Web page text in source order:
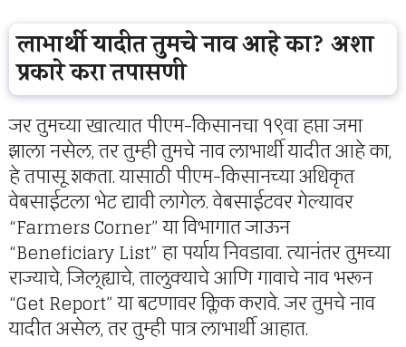
लाभार्थी यादीत तुमचे नाव आहे का? अशा
प्रकारे करा तपासणी
जर तुमच्या खात्यात पीएम-किसानचा १९वा हप्ता जमा
झाला नसेल, तर तुम्ही तुमचे नाव लाभार्थी यादीत आहे का,
हे तपासू शकता. यासाठी पीएम-किसानच्या अधिकृत
वेबसाईटला भेट द्यावी लागेल. वेबसाईटवर गेल्यावर
“Farmers Corner” या विभागात जाऊन
“Beneficiary List” हा पर्याय निवडावा. त्यानंतर तुमच्या
राज्याचे, जिल्ह्याचे, तालुक्याचे आणि गावाचे नाव भरून
“Get Report” या बटणावर क्लिक करावे. जर तुमचे नाव
यादीत असेल, तर तुम्ही पात्र लाभार्थी आहात.